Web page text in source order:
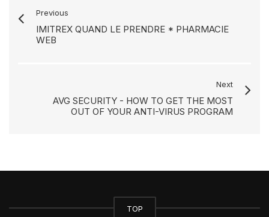
Previous
IMITREX QUAND LE PRENDRE * PHARMACIE
WEB
Next
AVG SECURITY - HOW TO GET THE MOST
OUT OF YOUR ANTI-VIRUS PROGRAM
TOP